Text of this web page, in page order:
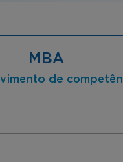
MBA
de